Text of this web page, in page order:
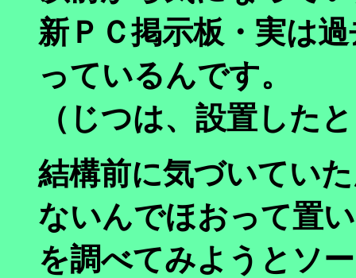
新ＰＣ掲示板・実は
っているんです。
（じつは、設置した
結構前に気づいてい
ないんでほおって置
を調べてみようとソ